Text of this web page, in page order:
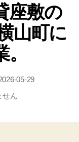
座敷の
山町に
05-29
せん